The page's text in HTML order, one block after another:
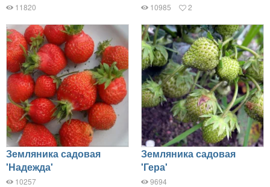
11820 10985 2
Земляника садовая
'Надежда'
10257
Земляника садовая
'Гера'
9694